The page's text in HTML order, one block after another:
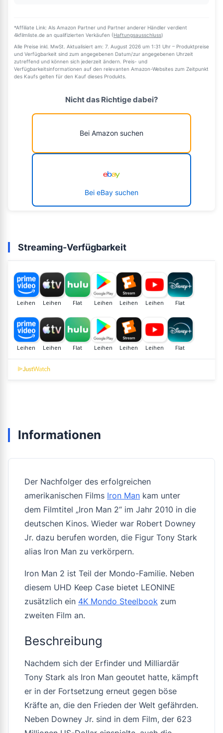
*Affiliate Link: Als Amazon Partner und Partner anderer Händler verdient
4kfilmliste.de an qualifizierten Verkäufen (Haftungsausschluss)
Alle Preise inkl. MwSt. Aktualisiert am: 7. August 2026 um 1:31 Uhr – Produktpreise
und Verfügbarkeit sind zum angegebenen Datum/zur angegebenen Uhrzeit
zutreffend und können sich jederzeit ändern. Preis- und
Verfügbarkeitsinformationen auf den relevanten Amazon-Websites zum Zeitpunkt
des Kaufs gelten für den Kauf dieses Produkts.
Nicht das Richtige dabei?
Bei Amazon suchen
Bei eBay suchen
Streaming-Verfügbarkeit
Informationen
Der Nachfolger des erfolgreichen
amerikanischen Films Iron Man kam unter
dem Filmtitel „Iron Man 2“ im Jahr 2010 in die
deutschen Kinos. Wieder war Robert Downey
Jr. dazu berufen worden, die Figur Tony Stark
alias Iron Man zu verkörpern.
Iron Man 2 ist Teil der Mondo-Familie. Neben
diesem UHD Keep Case bietet LEONINE
zusätzlich ein 4K Mondo Steelbook zum
zweiten Film an.
Beschreibung
Nachdem sich der Erfinder und Milliardär
Tony Stark als Iron Man geoutet hatte, kämpft
er in der Fortsetzung erneut gegen böse
Kräfte an, die den Frieden der Welt gefährden.
Neben Downey Jr. sind in dem Film, der 623